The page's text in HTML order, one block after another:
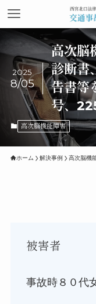
高次脳
診断書
告書等
号、
2025
8/05
高次脳機能障害
ホーム 解決事例 高次脳機
被害者
事故時８０代